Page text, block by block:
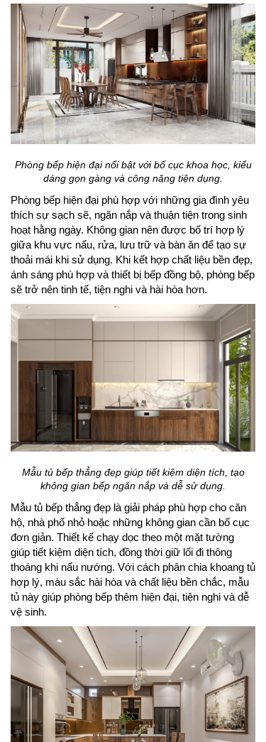
Phòng bếp hiện đại nổi bật với bố cục khoa học, kiểu
dáng gọn gàng và công năng tiện dụng.
Phòng bếp hiện đại phù hợp với những gia đình yêu
thích sự sạch sẽ, ngăn nắp và thuận tiện trong sinh
hoạt hằng ngày. Không gian nên được bố trí hợp lý
giữa khu vực nấu, rửa, lưu trữ và bàn ăn để tạo sự
thoải mái khi sử dụng. Khi kết hợp chất liệu bền đẹp,
ánh sáng phù hợp và thiết bị bếp đồng bộ, phòng bếp
sẽ trở nên tinh tế, tiện nghi và hài hòa hơn.
Mẫu tủ bếp thẳng đẹp giúp tiết kiệm diện tích, tạo
không gian bếp ngăn nắp và dễ sử dụng.
Mẫu tủ bếp thẳng đẹp là giải pháp phù hợp cho căn
hộ, nhà phố nhỏ hoặc những không gian cần bố cục
đơn giản. Thiết kế chạy dọc theo một mặt tường
giúp tiết kiệm diện tích, đồng thời giữ lối đi thông
thoáng khi nấu nướng. Với cách phân chia khoang tủ
hợp lý, màu sắc hài hòa và chất liệu bền chắc, mẫu
tủ này giúp phòng bếp thêm hiện đại, tiện nghi và dễ
vệ sinh.